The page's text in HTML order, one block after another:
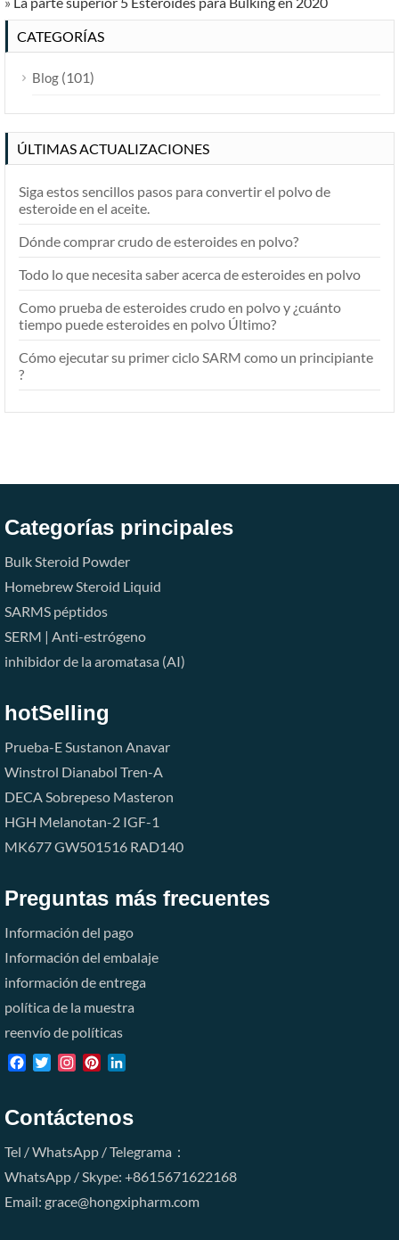
CATEGORÍAS
Blog (101)
ÚLTIMAS ACTUALIZACIONES
Siga estos sencillos pasos para convertir el polvo de
esteroide en el aceite.
Dónde comprar crudo de esteroides en polvo?
Todo lo que necesita saber acerca de esteroides en polvo
Como prueba de esteroides crudo en polvo y ¿cuánto
tiempo puede esteroides en polvo Último?
Cómo ejecutar su primer ciclo SARM como un principiante
?
Categorías principales
Bulk Steroid Powder
Homebrew Steroid Liquid
SARMS péptidos
SERM | Anti-estrógeno
inhibidor de la aromatasa (AI)
hotSelling
Prueba-ESustanon Anavar
Winstrol Dianabol Tren-A
DECASobrepeso Masteron
HGH Melanotan-2 IGF-1
MK677GW501516 RAD140
Preguntas más frecuentes
Información del pago
Información del embalaje
información de entrega
política de la muestra
reenvío de políticas
Facebook
TwitterInstagramPinterest
Contáctenos
Tel / WhatsApp / Telegrama：
WhatsApp / Skype: +8615671622168
Email: grace@hongxipharm.com